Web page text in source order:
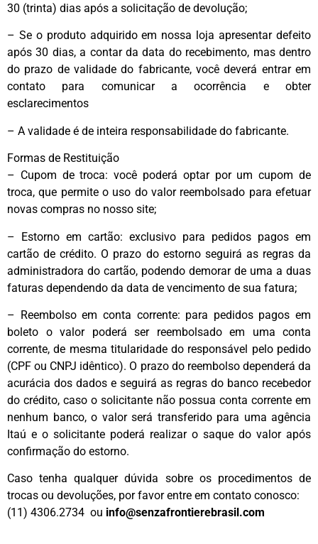
30 (trinta) dias após a solicitação de devolução;
– Se o produto adquirido em nossa loja apresentar defeito
após 30 dias, a contar da data do recebimento, mas dentro
do prazo de validade do fabricante, você deverá entrar em
contato para comunicar a ocorrência e obter
esclarecimentos
– A validade é de inteira responsabilidade do fabricante.
Formas de Restituição
– Cupom de troca: você poderá optar por um cupom de
troca, que permite o uso do valor reembolsado para efetuar
novas compras no nosso site;
– Estorno em cartão: exclusivo para pedidos pagos em
cartão de crédito. O prazo do estorno seguirá as regras da
administradora do cartão, podendo demorar de uma a duas
faturas dependendo da data de vencimento de sua fatura;
– Reembolso em conta corrente: para pedidos pagos em
boleto o valor poderá ser reembolsado em uma conta
corrente, de mesma titularidade do responsável pelo pedido
(CPF ou CNPJ idêntico). O prazo do reembolso dependerá da
acurácia dos dados e seguirá as regras do banco recebedor
do crédito, caso o solicitante não possua conta corrente em
nenhum banco, o valor será transferido para uma agência
Itaú e o solicitante poderá realizar o saque do valor após
confirmação do estorno.
Caso tenha qualquer dúvida sobre os procedimentos de
trocas ou devoluções, por favor entre em contato conosco:
(11) 4306.2734 ou info@senzafrontierebrasil.com